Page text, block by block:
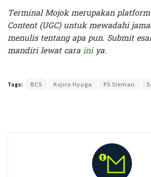
Terminal Mojok merupakan
Content (UGC) untuk mewadahi
menulis tentang apa pun. Submit
mandiri lewat carainiya.
Tags: BCS Kojiro Hyuga PS Sleman